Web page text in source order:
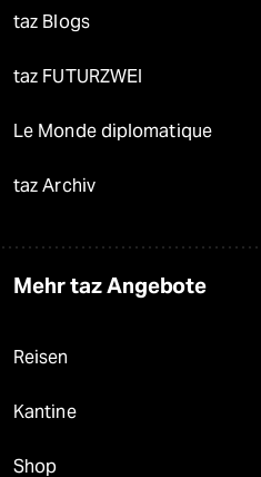
taz Blogs
taz FUTURZWEI
Le Monde diplomatique
taz Archiv
Mehr taz Angebote
Reisen
Kantine
Shop